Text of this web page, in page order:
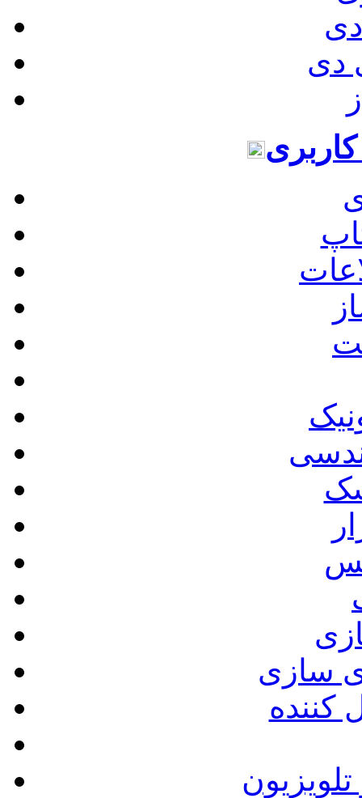
دی
سازی
کننده